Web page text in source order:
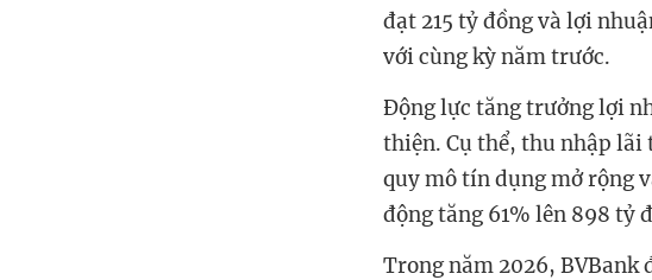
đạt 215 tỷ đồng và lợi
với cùng kỳ năm trước.
Động lực tăng trưởng lợi
thiện. Cụ thể, thu nhập lãi
quy mô tín dụng mở rộng
động tăng 61% lên 898 tỷ
Trong năm 2026, BVBank